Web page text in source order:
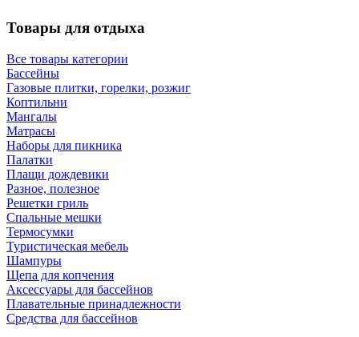
Товары для отдыха
Все товары категории
Бассейны
Газовые плитки, горелки, розжиг
Коптильни
Мангалы
Матрасы
Наборы для пикника
Палатки
Плащи дождевики
Разное, полезное
Решетки гриль
Спальные мешки
Термосумки
Туристическая мебель
Шампуры
Щепа для копчения
Аксессуары для бассейнов
Плавательные принадлежности
Средства для бассейнов